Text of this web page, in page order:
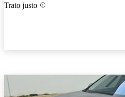
Trato justo